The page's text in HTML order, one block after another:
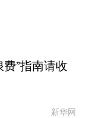
”指南请收
新华网